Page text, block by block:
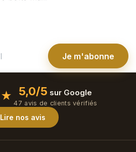
Je m'abonne
5,0/5 sur Google
47 avis de clients vérifiés
Lire nos avis